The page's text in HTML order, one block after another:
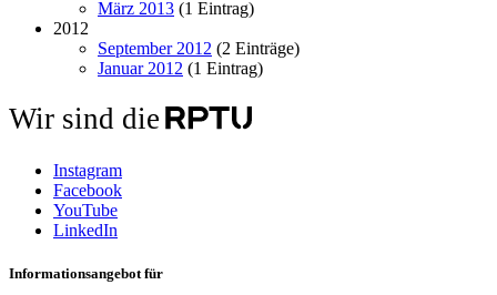
März 2013 (1 Eintrag)
2012
September 2012 (2 Einträge)
Januar 2012 (1 Eintrag)
Wir sind die
Instagram
Facebook
YouTube
LinkedIn
Informationsangebot für